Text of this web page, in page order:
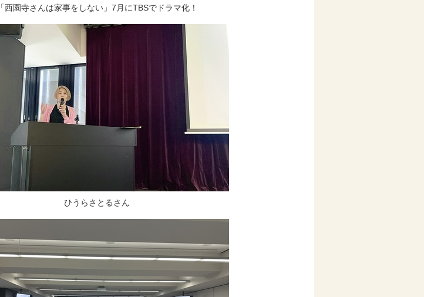
「西園寺さんは家事をしない」7月にTBSでドラマ化！
ひうらさとるさん